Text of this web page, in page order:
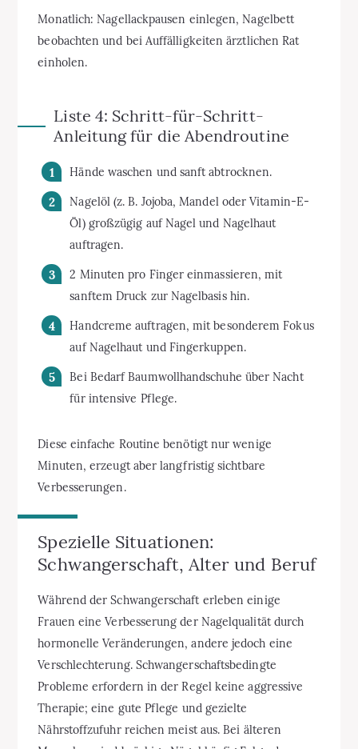
Monatlich: Nagellackpausen einlegen, Nagelbett
beobachten und bei Auffälligkeiten ärztlichen Rat
einholen.
Liste 4: Schritt-für-Schritt-
Anleitung für die Abendroutine
Hände waschen und sanft abtrocknen.
Nagelöl (z. B. Jojoba, Mandel oder Vitamin-E-
Öl) großzügig auf Nagel und Nagelhaut
auftragen.
2 Minuten pro Finger einmassieren, mit
sanftem Druck zur Nagelbasis hin.
Handcreme auftragen, mit besonderem Fokus
auf Nagelhaut und Fingerkuppen.
Bei Bedarf Baumwollhandschuhe über Nacht
für intensive Pflege.
Diese einfache Routine benötigt nur wenige
Minuten, erzeugt aber langfristig sichtbare
Verbesserungen.
Spezielle Situationen:
Schwangerschaft, Alter und Beruf
Während der Schwangerschaft erleben einige
Frauen eine Verbesserung der Nagelqualität durch
hormonelle Veränderungen, andere jedoch eine
Verschlechterung. Schwangerschaftsbedingte
Probleme erfordern in der Regel keine aggressive
Therapie; eine gute Pflege und gezielte
Nährstoffzufuhr reichen meist aus. Bei älteren